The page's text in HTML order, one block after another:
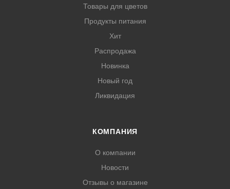
Товары для цветов
Продукты питания
Хит
Распродажа
Новинка
Новый год
Ликвидация
КОМПАНИЯ
О компании
Новости
Отзывы о магазине